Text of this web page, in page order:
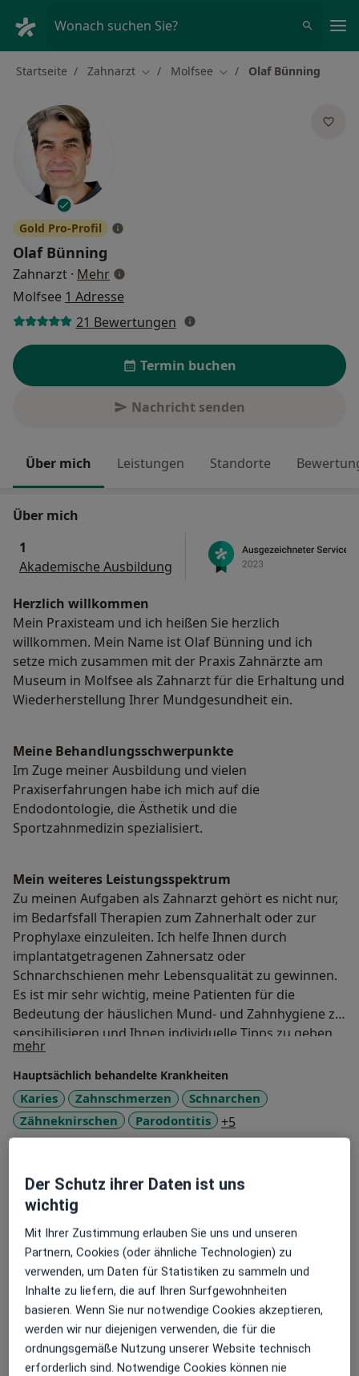
Wonach suchen Sie?
Startseite Zahnarzt Stadt ändern
Molfsee Stadt ändern
Olaf Bünning
Gold Pro-Profil
Olaf Bünning
Zahnarzt · Mehrüber Spezialisierungen
Molfsee 1 Adresse
21 Bewertungen
Termin buchen
Nachricht senden
Über mich Leistungen Standorte
Über mich
1
Akademische Ausbildung
Herzlich willkommen
Mein Praxisteam und ich heißen Sie herzlich
willkommen. Mein Name ist Olaf Bünning und ich
setze mich zusammen mit der Praxis Zahnärzte am
Museum in Molfsee als Zahnarzt für die Erhaltung und
Wiederherstellung Ihrer Mundgesundheit ein.
Meine Behandlungs­schwerpunkte
Im Zuge meiner Ausbildung und vielen
Praxiserfahrungen habe ich mich auf die
Endodontologie, die Ästhetik und die
Sportzahnmedizin spezialisiert.
Mein weiteres Leistungs­spektrum
Zu meinen Aufgaben als Zahnarzt gehört es nicht nur,
im Bedarfsfall Therapien zum Zahnerhalt oder zur
Prophylaxe einzuleiten. Ich helfe Ihnen durch
implantatgetragenen Zahnersatz oder
Schnarchschienen mehr Lebensqualität zu gewinnen.
Es ist mir sehr wichtig, meine Patienten für die
Bedeutung der häuslichen Mund- und Zahnhygiene zu
sensibilisieren und Ihnen individuelle Tipps zu geben.
Auf diese Weise können sie dazu beitragen, ihre Zähne
ein Leben lang gesund und gepflegt zu erhalten. Das
gilt sowohl für meine jungen als auch älteren
Besucher – ich lade Patienten jeden Alters ein, die
Praxis Zahnärzte im Museum in Molfsee zu besuchen.
mehrÜber mich
Hauptsächlich behandelte Krankheiten
Karies Zahnschmerzen
Schnarchen
Zähneknirschen
Parodontitis +5
PersönlichStandorte anzeigen (1)
Fotos und Videos
Galerie ansehen (5)
Der Schutz ihrer Daten ist uns
wichtig
Mit Ihrer Zustimmung erlauben Sie uns und unseren
Partnern, Cookies (oder ähnliche Technologien) zu
verwenden, um Daten für Statistiken zu sammeln und
Inhalte zu liefern, die auf Ihren Surfgewohnheiten
basieren. Wenn Sie nur notwendige Cookies akzeptieren,
werden wir nur diejenigen verwenden, die für die
ordnungsgemäße Nutzung unserer Website technisch
erforderlich sind. Notwendige Cookies können nie